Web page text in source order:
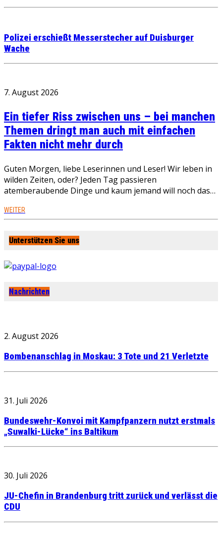
Polizei erschießt Messerstecher auf Duisburger
Wache
7. August 2026
Ein tiefer Riss zwischen uns – bei manchen
Themen dringt man auch mit einfachen
Fakten nicht mehr durch
Guten Morgen, liebe Leserinnen und Leser! Wir leben in
wilden Zeiten, oder? Jeden Tag passieren
atemberaubende Dinge und kaum jemand will noch das…
WEITER
Unterstützen Sie uns
Nachrichten
2. August 2026
Bombenanschlag in Moskau: 3 Tote und 21 Verletzte
31. Juli 2026
Bundeswehr-Konvoi mit Kampfpanzern nutzt erstmals
„Suwalki-Lücke“ ins Baltikum
30. Juli 2026
JU-Chefin in Brandenburg tritt zurück und verlässt die
CDU